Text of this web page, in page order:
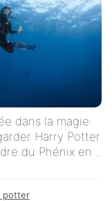
dans la magie:
Harry Potter
du Phénix en
potter